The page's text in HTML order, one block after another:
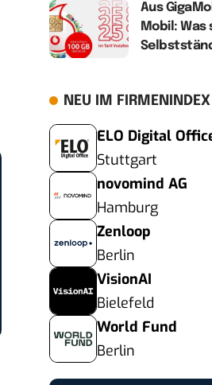
Aus
Mobil:
NEU IM FIRMENINDEX
ELO Digital
Stuttgart
novomind AG
Hamburg
Zenloop
Berlin
VisionAI
Bielefeld
World Fund
Berlin